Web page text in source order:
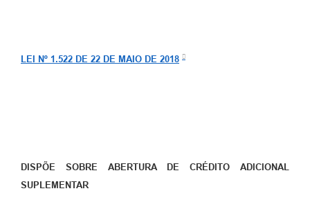
SIAFIC
LEI Nº 1.522 DE 22 DE MAIO DE 2018
DISPÕE SOBRE ABERTURA DE CRÉDITO ADICIONAL
SUPLEMENTAR